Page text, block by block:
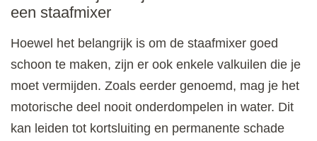
een staafmixer
Hoewel het belangrijk is om de staafmixer goed
schoon te maken, zijn er ook enkele valkuilen die je
moet vermijden. Zoals eerder genoemd, mag je het
motorische deel nooit onderdompelen in water. Dit
kan leiden tot kortsluiting en permanente schade